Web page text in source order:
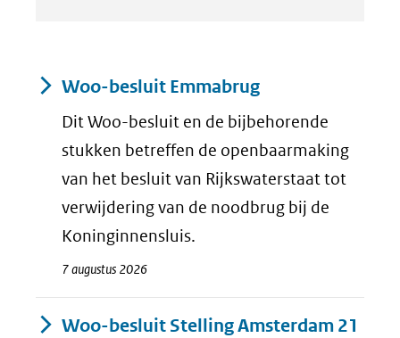
Resultaten
Woo-besluit Emmabrug
Dit Woo-besluit en de bijbehorende
stukken betreffen de openbaarmaking
van het besluit van Rijkswaterstaat tot
verwijdering van de noodbrug bij de
Koninginnensluis.
7 augustus 2026
Woo-besluit Stelling Amsterdam 21